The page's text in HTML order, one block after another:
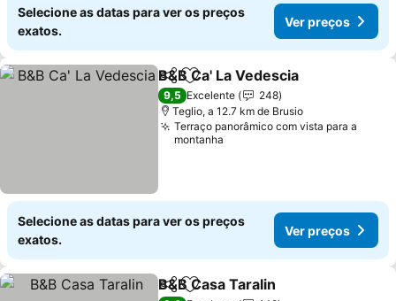
Selecione as datas para ver os preços
exatos.
Ver preços
PartilharAdicionar aos favoritos
B&B Ca' La Vedescia
9,5 Excelente
248
Teglio, a 12.7 km de Brusio
Terraço panorâmico com vista para a
montanha
Selecione as datas para ver os preços
exatos.
Ver preços
PartilharAdicionar aos favoritos
B&B Casa Taralin